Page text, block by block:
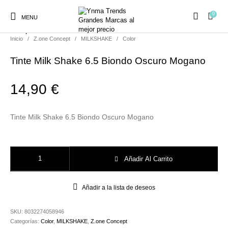
MENU
0
COSMÉTICA HIGIENE Juegos y juguetes
Mobiliario Peluquería MODA
Inicio / Z.one Concept / MILKSHAKE / Color
Tinte Milk Shake 6.5 Biondo Oscuro Mogano
14,90€
Tinte Milk Shake 6.5 Biondo Oscuro Mogano
Añadir Al Carrito
Añadir a la lista de deseos
SKU:8032274058946
Categorías:Color,MILKSHAKE ,Z.one Concept